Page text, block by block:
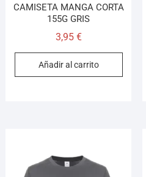
CAMISETA MANGA CORTA
155G GRIS
3,95 €
Añadir al carrito